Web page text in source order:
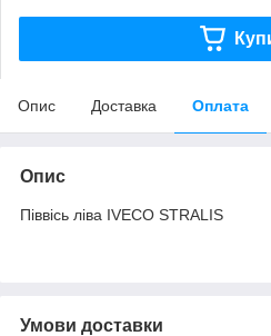
Опис Доставка Оплата
Опис
Піввісь ліва IVECO STRALIS
Умови доставки